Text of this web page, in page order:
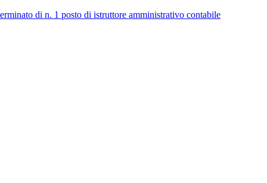
di n. 1 posto di istruttore amministrativo contabile